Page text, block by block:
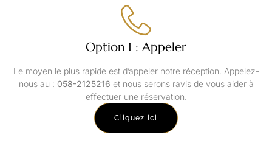
Option 1 : Appeler
Le moyen le plus rapide est d’appeler notre réception. Appelez-
nous au : 058-2125216 et nous serons ravis de vous aider à
effectuer une réservation.
Cliquez ici